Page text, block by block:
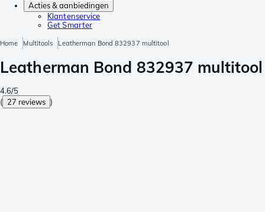
Acties & aanbiedingen
Klantenservice
Get Smarter
Home Multitools Leatherman Bond 832937 multitool
Leatherman Bond 832937 multitool
4.6/5
( 27 reviews )